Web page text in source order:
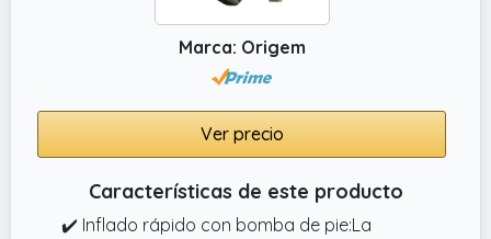
Marca: Origem
Ver precio
Características de este producto
✔️ Inflado rápido con bomba de pie:La